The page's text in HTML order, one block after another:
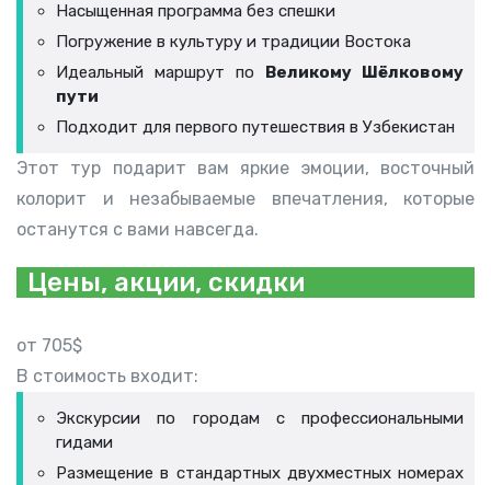
Насыщенная программа без спешки
Погружение в культуру и традиции Востока
Идеальный маршрут по Великому Шёлковому
пути
Подходит для первого путешествия в Узбекистан
Этот тур подарит вам яркие эмоции, восточный
колорит и незабываемые впечатления, которые
останутся с вами навсегда.
Цены, акции, скидки
от 705$
В стоимость входит:
Экскурсии по городам с профессиональными
гидами
Размещение в стандартных двухместных номерах